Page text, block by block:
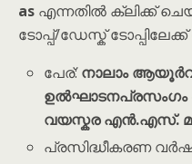
as എന്നതിൽ ക്ലിക്ക്
ടോപ്പ്/ഡേസ്ക്
പേര്:നാലാം
വയസ്കര എൻ.എസ്.
പ്രസിദ്ധീകരണ